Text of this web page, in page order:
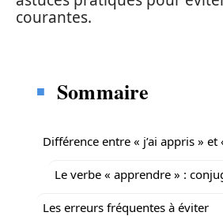
courantes.
Sommaire
Différence entre « j’ai appris » et
Le verbe « apprendre » :
Les erreurs fréquentes à éviter